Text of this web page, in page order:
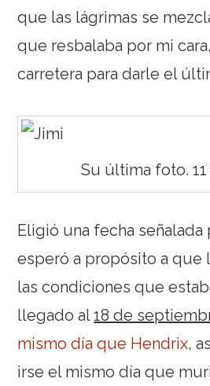
que las lágrimas se
que resbalaba por mi
carretera para darle el
Su última foto.
Eligió una fecha señalada
esperó a propósito a que
las condiciones que
llegado al18 de
mismo día que Hendrix,
irse el mismo día que